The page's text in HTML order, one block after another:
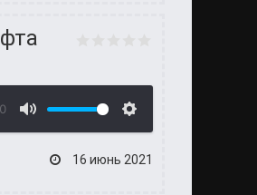
16 июнь 2021